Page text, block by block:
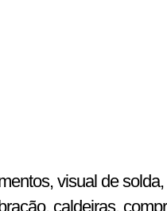
visual de
caldeiras,